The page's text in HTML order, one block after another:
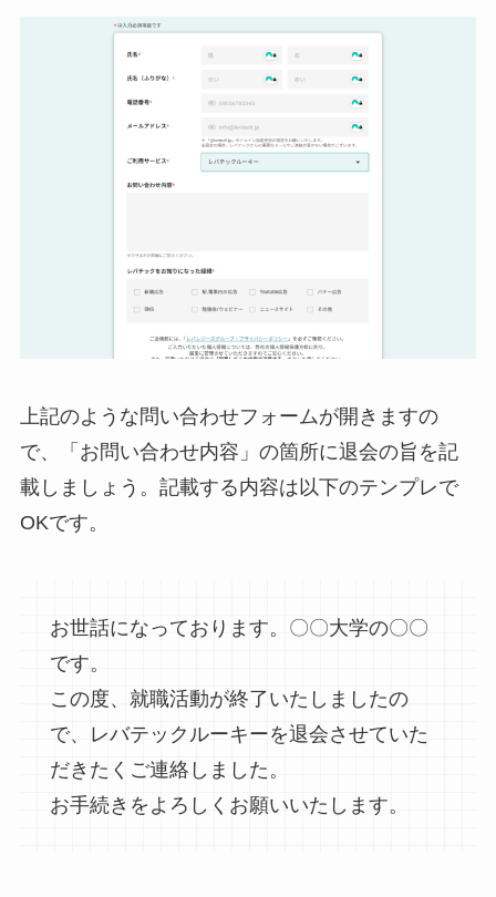
上記のような問い合わせフォームが開きますの
で、「お問い合わせ内容」の箇所に退会の旨を記
載しましょう。記載する内容は以下のテンプレで
OKです。
お世話になっております。〇〇大学の〇〇
です。
この度、就職活動が終了いたしましたの
で、レバテックルーキーを退会させていた
だきたくご連絡しました。
お手続きをよろしくお願いいたします。